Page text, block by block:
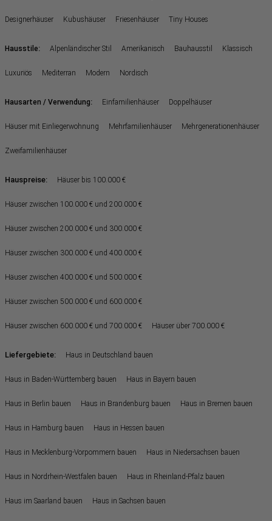
Designerhäuser Kubushäuser Friesenhäuser Tiny Houses
Hausstile: Alpenländischer Stil Amerikanisch Bauhausstil Klassisch
Luxuriös Mediterran Modern Nordisch
Hausarten / Verwendung: Einfamilienhäuser Doppelhäuser
Häuser mit Einliegerwohnung Mehrfamilienhäuser Mehrgenerationenhäuser
Zweifamilienhäuser
Hauspreise: Häuser bis 100.000 €
Häuser zwischen 100.000 € und 200.000 €
Häuser zwischen 200.000 € und 300.000 €
Häuser zwischen 300.000 € und 400.000 €
Häuser zwischen 400.000 € und 500.000 €
Häuser zwischen 500.000 € und 600.000 €
Häuser zwischen 600.000 € und 700.000 € Häuser über 700.000 €
Liefergebiete: Haus in Deutschland bauen
Haus in Baden-Württemberg bauen Haus in Bayern bauen
Haus in Berlin bauen Haus in Brandenburg bauen Haus in Bremen bauen
Haus in Hamburg bauen Haus in Hessen bauen
Haus in Mecklenburg-Vorpommern bauen Haus in Niedersachsen bauen
Haus in Nordrhein-Westfalen bauen Haus in Rheinland-Pfalz bauen
Haus im Saarland bauen Haus in Sachsen bauen